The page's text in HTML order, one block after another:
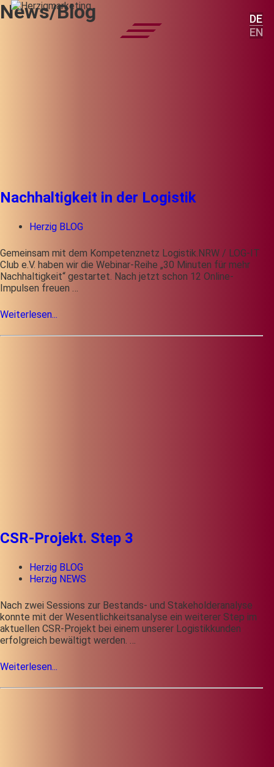
DE
EN
News/Blog
Nachhaltigkeit in der Logistik
Herzig BLOG
Gemeinsam mit dem Kompetenznetz Logistik.NRW / LOG-IT
Club e.V. haben wir die Webinar-Reihe „30 Minuten für mehr
Nachhaltigkeit“ gestartet. Nach jetzt schon 12 Online-
Impulsen freuen …
Weiterlesen...
CSR-Projekt. Step 3
Herzig BLOG
Herzig NEWS
Nach zwei Sessions zur Bestands- und Stakeholderanalyse
konnte mit der Wesentlichkeitsanalyse ein weiterer Step im
aktuellen CSR-Projekt bei einem unserer Logistikkunden
erfolgreich bewältigt werden. …
Weiterlesen...